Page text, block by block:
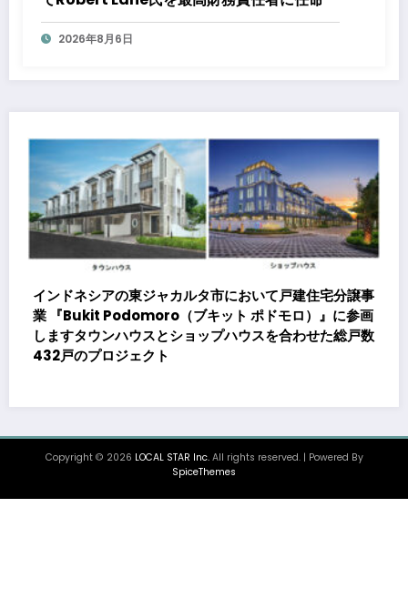
2026年8月6日
センター向け発電機用エンジン軸受の生産能力増強投資
を決定 ～北米顧客との生産コミットメント契約締結に
基づく40億円規模の新工場建設～